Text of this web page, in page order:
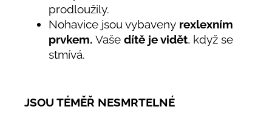
prodloužily.
Nohavice jsou vybaveny rexlexním
prvkem. Vaše dítě je vidět, když se
stmívá.
JSOU TÉMĚŘ NESMRTELNÉ